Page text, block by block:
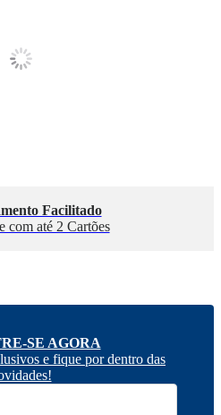
10% Desconto
no Pix
em até 21x
de Crédito *
SE AGORA
e fique por dentro das